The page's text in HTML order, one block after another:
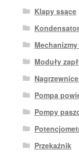
Klapy ssące
Moduły
Pompa
Pompy
Przekaźnik